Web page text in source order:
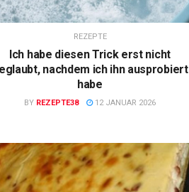
REZEPTE
Ich habe diesen Trick erst nicht
nachdem ich ihn ausprobiert
habe
BY REZEPTE38 12 JANUAR 2026